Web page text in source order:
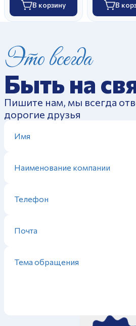
В корзину В
Это всегда
Быть на
Пишите нам, мы всегда
дорогие друзья